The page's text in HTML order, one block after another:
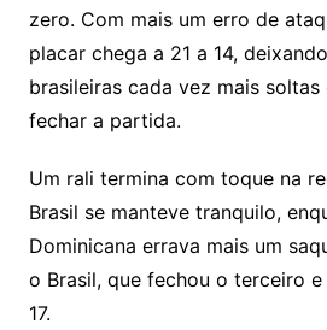
zero. Com mais um erro de
placar chega a 21 a 14,
brasileiras cada vez mais
fechar a partida.
Um rali termina com toque na
Brasil se manteve tranquilo,
Dominicana errava mais um
o Brasil, que fechou o terceiro
17.